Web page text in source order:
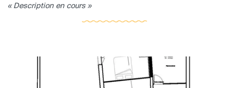
« Description en cours »